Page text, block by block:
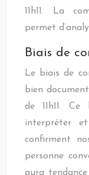
11h11. La
permet
Biais de
Le biais de
bien
de 11h11.
interpréter
confirment
personne
aura